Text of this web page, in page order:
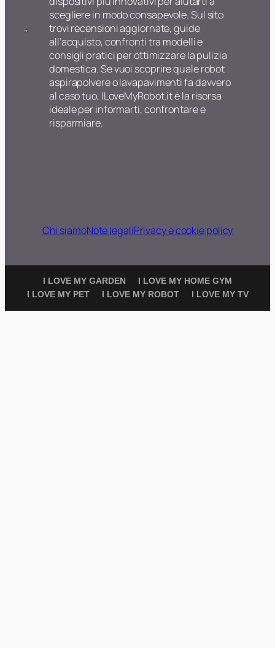
scegliere in modo consapevole. Sul sito
trovi recensioni aggiornate, guide
all’acquisto, confronti tra modelli e
consigli pratici per ottimizzare la pulizia
domestica. Se vuoi scoprire quale robot
aspirapolvere o lavapavimenti fa davvero
al caso tuo, ILoveMyRobot.it è la risorsa
ideale per informarti, confrontare e
risparmiare.
Chi siamoNote legaliPrivacy e cookie policy
I LOVE MY GARDEN
I LOVE MY HOME GYM
I LOVE MY PET
I LOVE MY ROBOT I LOVE MY TV